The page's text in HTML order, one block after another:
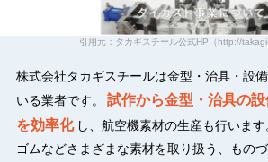
引用元：タカギスチール公式HP（http://
株式会社タカギスチールは金型・治具・設
いる業者です。
試作から金型・治具の
を効率化 し、航空機素材の生産も行います
ゴムなどさまざまな素材を取り扱う、もの